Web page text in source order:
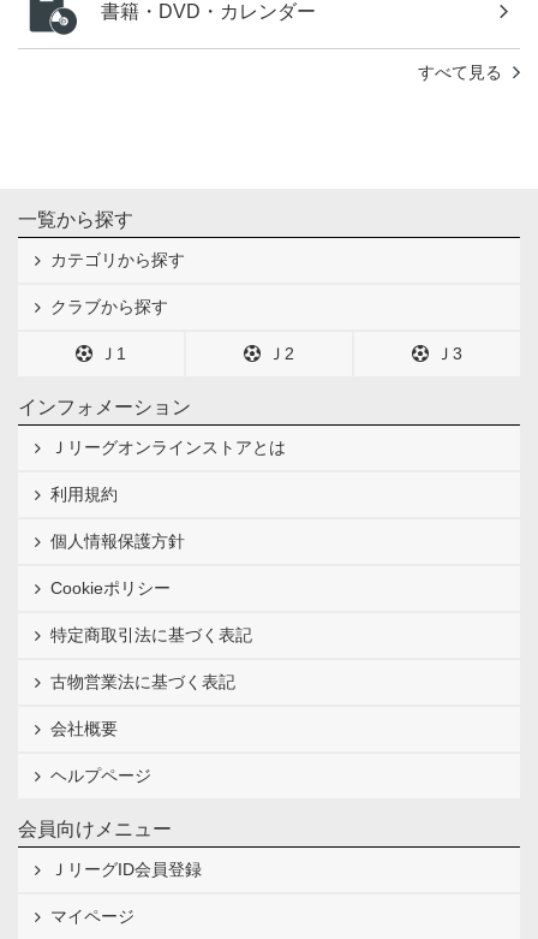
書籍・DVD・カレンダー
すべて見る
一覧から探す
カテゴリから探す
クラブから探す
Ｊ1 Ｊ2 Ｊ3
インフォメーション
Ｊリーグオンラインストアとは
利用規約
個人情報保護方針
Cookieポリシー
特定商取引法に基づく表記
古物営業法に基づく表記
会社概要
ヘルプページ
会員向けメニュー
ＪリーグID会員登録
マイページ